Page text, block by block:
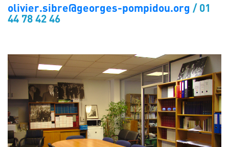
olivier.sibre@georges-pompidou.org / 01
44 78 42 46